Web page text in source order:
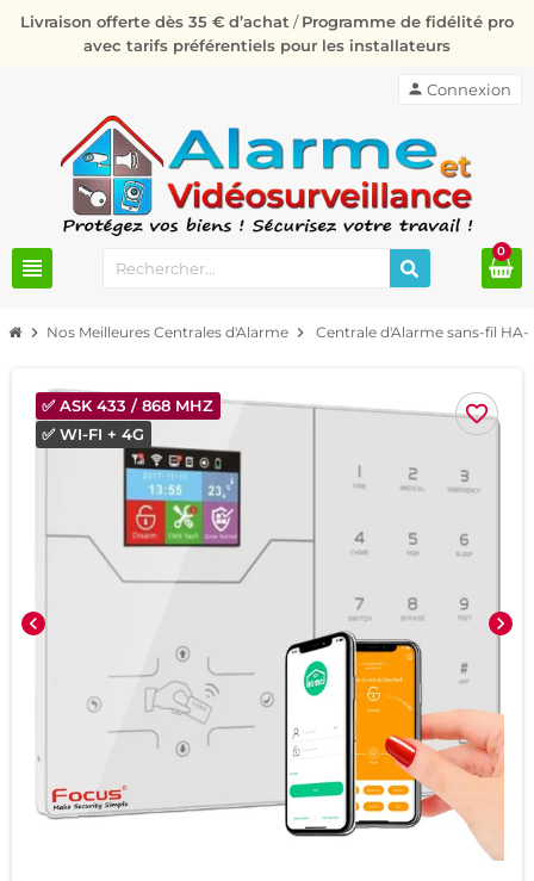
Livraison offerte dès 35 € d’achat /Programme de fidélité pro
avec tarifs préférentiels pour les installateurs
view_headline
person Connexion
0
chevron_right Nos Meilleures Centrales d'Alarme chevron_right Centrale d'Alarme sans-fil
favorite_border
chevron_left chevron_right
✅ WI-FI + 4G
✅ ASK 433 / 868 MHZ